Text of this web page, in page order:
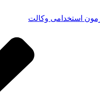
استخدامی وکالت